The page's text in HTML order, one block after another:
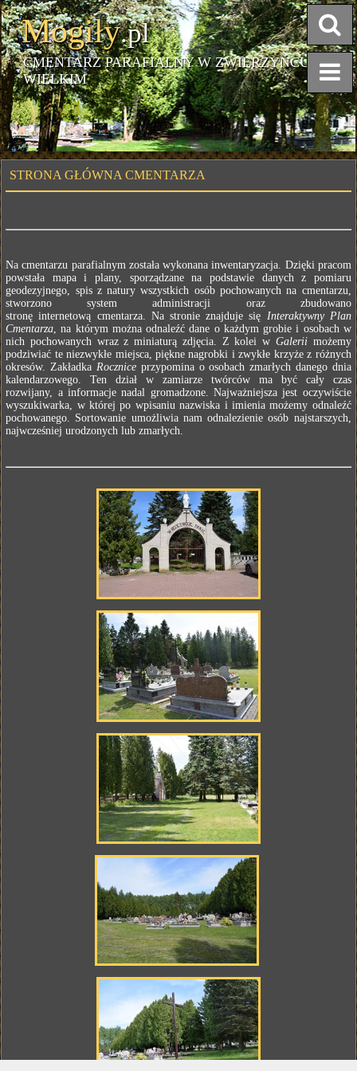
Mogiły.pl
CMENTARZ PARAFIALNY W ZWIERZYŃCU
WIELKIM
STRONA GŁÓWNA CMENTARZA
Na cmentarzu parafialnym została wykonana inwentaryzacja. Dzięki pracom
powstała mapa i plany, sporządzane na podstawie danych z pomiaru
geodezyjnego, spis z natury wszystkich osób pochowanych na cmentarzu,
stworzono system administracji oraz zbudowano
stronę internetową cmentarza. Na stronie znajduje się Interaktywny Plan
Cmentarza, na którym można odnaleźć dane o każdym grobie i osobach w
nich pochowanych wraz z miniaturą zdjęcia. Z kolei w Galerii możemy
podziwiać te niezwykłe miejsca, piękne nagrobki i zwykłe krzyże z różnych
okresów. Zakładka Roczniceprzypomina o osobach zmarłych danego dnia
kalendarzowego. Ten dział w zamiarze twórców ma być cały czas
rozwijany, a informacje nadal gromadzone. Najważniejsza jest oczywiście
wyszukiwarka, w której po wpisaniu nazwiska i imienia możemy odnaleźć
pochowanego. Sortowanie umożliwia nam odnalezienie osób najstarszych,
najwcześniej urodzonych lub zmarłych.